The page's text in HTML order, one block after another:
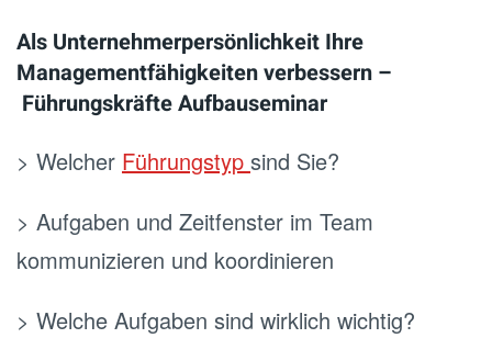
Als Unternehmerpersönlichkeit Ihre
Managementfähigkeiten verbessern –
Führungskräfte Aufbauseminar
> Welcher Führungstyp sind Sie?
> Aufgaben und Zeitfenster im Team
kommunizieren und koordinieren
> Welche Aufgaben sind wirklich wichtig?